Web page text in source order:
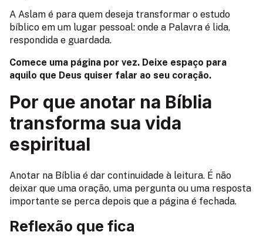
A Aslam é para quem deseja transformar o estudo
bíblico em um lugar pessoal: onde a Palavra é lida,
respondida e guardada.
Comece uma página por vez. Deixe espaço para
aquilo que Deus quiser falar ao seu coração.
Por que anotar na Bíblia
transforma sua vida
espiritual
Anotar na Bíblia é dar continuidade à leitura. É não
deixar que uma oração, uma pergunta ou uma resposta
importante se perca depois que a página é fechada.
Reflexão que fica